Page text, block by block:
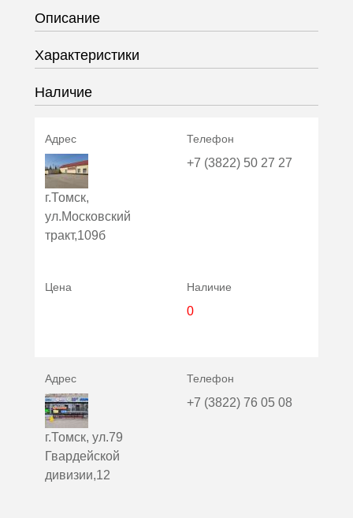
Описание
Характеристики
Наличие
г.Томск,
ул.Московский
тракт,109б
+7 (3822) 50 27 27
0
г.Томск, ул.79
Гвардейской
дивизии,12
+7 (3822) 76 05 08